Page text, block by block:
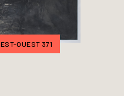
EST-OUEST 371